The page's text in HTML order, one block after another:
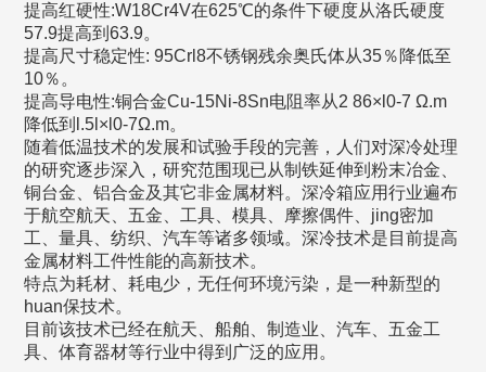
提高红硬性:W18Cr4V在625℃的条件下硬度从洛氏硬度
57.9提高到63.9。
提高尺寸稳定性: 95Crl8不锈钢残余奥氏体从35％降低至
10％。
提高导电性:铜合金Cu-15Ni-8Sn电阻率从2 86×l0-7 Ω.m
降低到l.5l×l0-7Ω.m。
随着低温技术的发展和试验手段的完善，人们对深冷处理
的研究逐步深入，研究范围现已从制铁延伸到粉末冶金、
铜台金、铝合金及其它非金属材料。深冷箱应用行业遍布
于航空航天、五金、工具、模具、摩擦偶件、jing密加
工、量具、纺织、汽车等诸多领域。深冷技术是目前提高
金属材料工件性能的高新技术。
特点为耗材、耗电少，无任何环境污染，是一种新型的
huan保技术。
目前该技术已经在航天、船舶、制造业、汽车、五金工
具、体育器材等行业中得到广泛的应用。